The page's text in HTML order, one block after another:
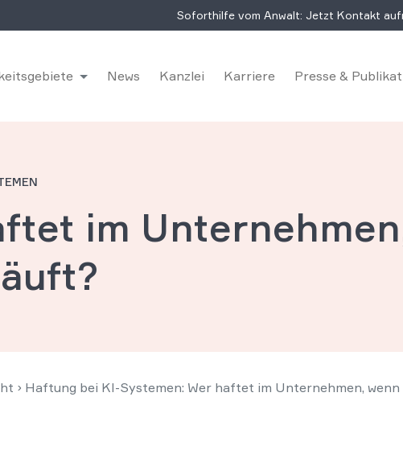
Soforthilfe vom Anwalt: Jetzt Kontakt
News Kanzlei Karriere Presse &
im
› Haftung bei KI-Systemen: Wer haftet im Unternehmen,